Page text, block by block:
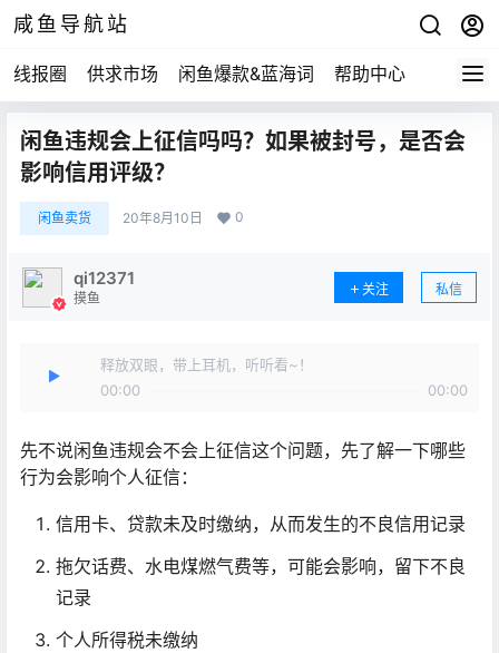
咸鱼导航站
线报圈 供求市场 闲鱼爆款&蓝海词 帮助中心
闲鱼违规会上征信吗吗？如果被封号，是否会
影响信用评级？
闲鱼卖货 20年8月10日 0
qi12371
摸鱼
关注 私信
释放双眼，带上耳机，听听看~！
00:00
00:00
先不说闲鱼违规会不会上征信这个问题，先了解一下哪些
行为会影响个人征信：
信用卡、贷款未及时缴纳，从而发生的不良信用记录
拖欠话费、水电煤燃气费等，可能会影响，留下不良
记录
个人所得税未缴纳